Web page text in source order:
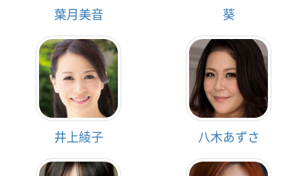
葉月美音 葵
井上綾子 八木あずさ